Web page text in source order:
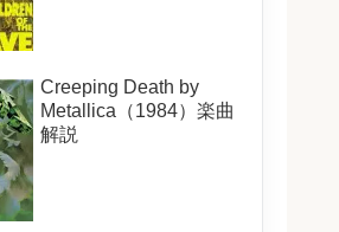
Creeping Death by
Metallica（1984）楽曲
解説